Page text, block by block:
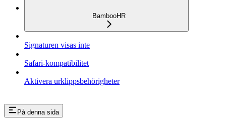
BambooHR
Signaturen visas inte
Safari-kompatibilitet
Aktivera urklippsbehörigheter
På denna sida